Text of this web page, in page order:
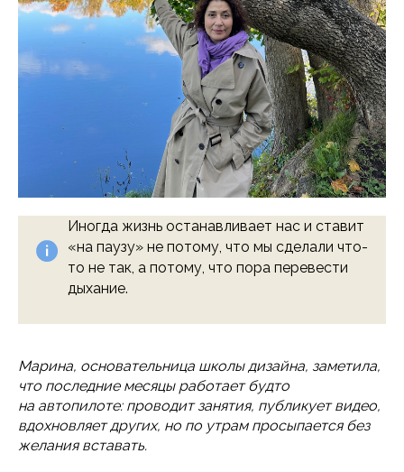
Иногда жизнь останавливает нас и ставит
«на паузу» не потому, что мы сделали что-
то не так, а потому, что пора перевести
дыхание.
Марина, основательница школы дизайна, заметила,
что последние месяцы работает будто
на автопилоте: проводит занятия, публикует видео,
вдохновляет других, но по утрам просыпается без
желания вставать.